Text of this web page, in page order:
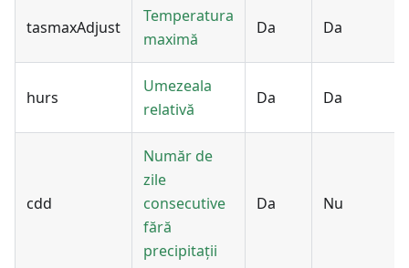
tasmaxAdjust
Temperatura
maximă
Da Da
hurs
Umezeala
relativă
Da Da
cdd
Număr de
zile
consecutive
fără
precipitații
Da Nu